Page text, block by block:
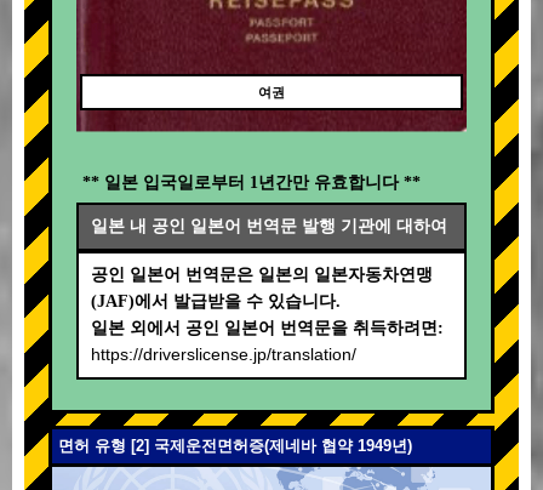
여권
** 일본 입국일로부터 1년간만 유효합니다 **
일본 내 공인 일본어 번역문 발행 기관에 대하여
공인 일본어 번역문은 일본의 일본자동차연맹
(JAF)에서 발급받을 수 있습니다.
일본 외에서 공인 일본어 번역문을 취득하려면:
https://driverslicense.jp/translation/
면허 유형 [2] 국제운전면허증(제네바 협약 1949년)